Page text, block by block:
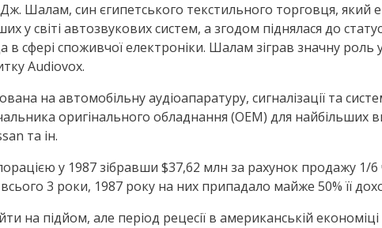
Шалам, син єгипетського текстильного торговця,
у світі автозвукових систем, а згодом піднялася до
сфері споживчої електроніки. Шалам зіграв значну роль
Audiovox.
на автомобільну аудіоапаратуру, сигналізації та
оригінального обладнання (OEM) для найбільших
та ін.
у 1987 зібравши $37,62 млн за рахунок продажу 1/6
3 роки, 1987 року на них припадало майже 50% її
на підйом, але період рецесії в американській економіці